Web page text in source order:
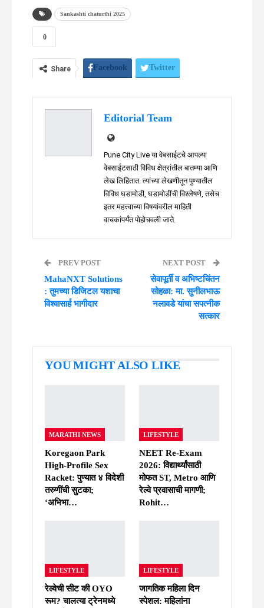
Sankashti chaturthi 2025
0
Share Facebook Twitter
Editorial Team
Pune City Live या वेबसाईटचे आपल्या
वेबसाईटसाठी विविध क्षेत्रांतील बातम्या आणि
लेख लिहितात. त्यांच्या लेखणीतून पुण्यातील
विविध घडामोडी, घडामोडींची विश्लेषणे, तसेच
इतर महत्त्वाच्या विषयांवरील माहिती
वाचकांपर्यंत पोहोचवली जाते.
PREV POST
MahaNXT Solutions
: तुमच्या डिजिटल यशाचा
विश्वासार्ह भागीदार
NEXT POST
सेवापूर्ती व अभिष्टचिंतन
सोहळा: मा. सुनीलभाऊ
नलावडे यांचा सपत्नीक
सत्कार
YOU MIGHT ALSO LIKE
MARATHI NEWS
Koregaon Park
High-Profile Sex
Racket: पुण्यात ४ विदेशी
तरुणींची सुटका;
‘अभिभा…
LIFESTYLE
NEET Re-Exam
2026: विद्यार्थ्यांसाठी
मोफत ST, Metro आणि
रेल्वे प्रवासाची मागणी;
Rohit…
LIFESTYLE
रेल्वेची सीट की OYO
रूम? चालत्या ट्रेनमध्ये
LIFESTYLE
जागतिक महिला दिन
स्पेशल: महिलांना